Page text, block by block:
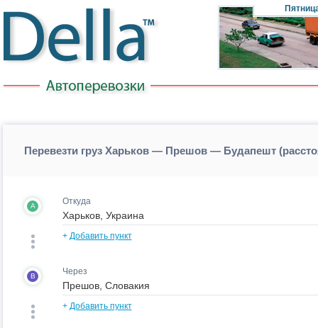
Перевезти груз Харьков — Прешов — Будапешт
A Откуда
+ Добавить пункт
B Через
+ Добавить пункт